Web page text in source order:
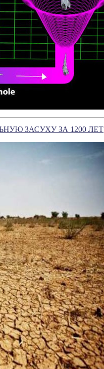
ЗАСУХУ ЗА 1200 ЛЕТ